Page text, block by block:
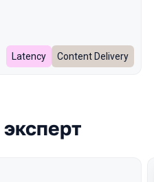
Latency Content Delivery